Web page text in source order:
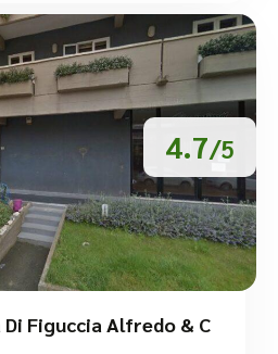
4.7/5
Figuccia Alfredo & C